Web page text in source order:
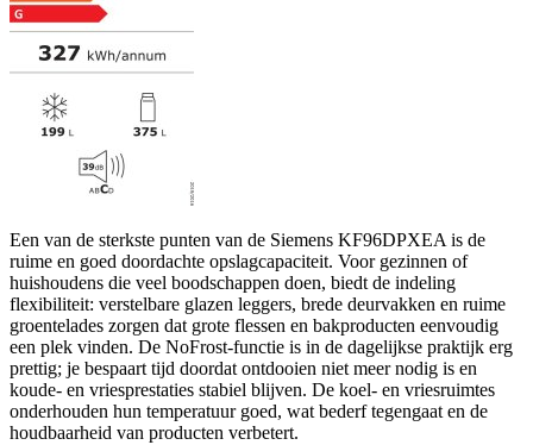
Een van de sterkste punten van de Siemens KF96DPXEA is de
ruime en goed doordachte opslagcapaciteit. Voor gezinnen of
huishoudens die veel boodschappen doen, biedt de indeling
flexibiliteit: verstelbare glazen leggers, brede deurvakken en ruime
groentelades zorgen dat grote flessen en bakproducten eenvoudig
een plek vinden. De NoFrost-functie is in de dagelijkse praktijk erg
prettig; je bespaart tijd doordat ontdooien niet meer nodig is en
koude- en vriesprestaties stabiel blijven. De koel- en vriesruimtes
onderhouden hun temperatuur goed, wat bederf tegengaat en de
houdbaarheid van producten verbetert.